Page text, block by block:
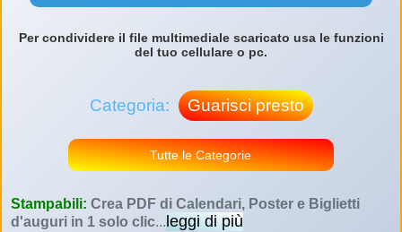
Per condividere il file multimediale scaricato usa le funzioni
del tuo cellulare o pc.
Categoria: Guarisci presto
Tutte le Categorie
Stampabili: Crea PDF di Calendari, Poster e Biglietti
d'auguri in 1 solo clic... leggi di più